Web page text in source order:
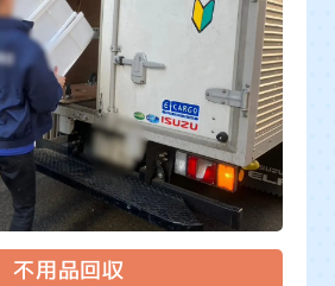
不用品回収